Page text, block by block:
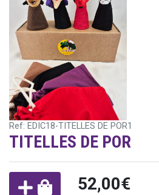
Ref: EDIC18-TITELLES DE POR1
TITELLES DE POR
52,00€